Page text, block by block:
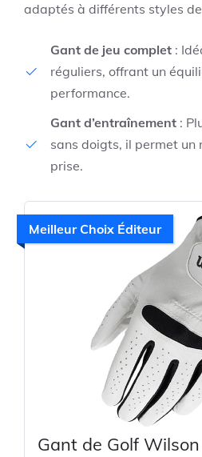
adaptés à différents styles
Gant de jeu complet :
réguliers, offrant un
performance.
Gant d’entraînement :
sans doigts, il permet un
prise.
Meilleur Choix Éditeur
Gant de Golf